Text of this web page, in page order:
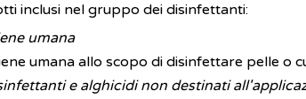
inclusi nel gruppo dei disinfettanti:
umana
umana allo scopo di disinfettare pelle o
e alghicidi non destinati